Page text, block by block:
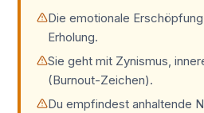
Die emotionale
Erholung.
Sie geht mit Zynismus,
(Burnout-Zeichen).
Du empfindest anhaltende